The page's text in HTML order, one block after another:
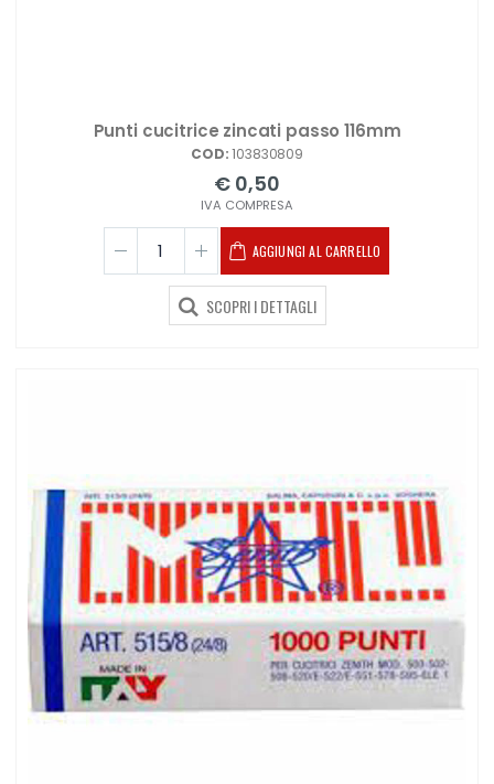
Punti cucitrice zincati passo 116mm
COD:103830809
€ 0,50
IVA COMPRESA
AGGIUNGI AL CARRELLO
SCOPRI I DETTAGLI